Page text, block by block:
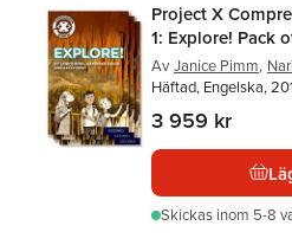
Project X
1: Explore! Pack
Av Janice Pimm,
Häftad, Engelska,
3 959 kr
Skickas inom 5-8